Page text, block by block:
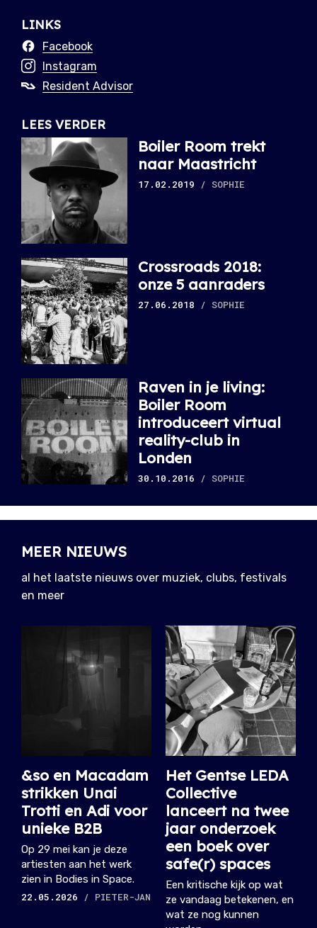
LINKS
Facebook
Instagram
Resident Advisor
LEES VERDER
Boiler Room trekt
naar Maastricht
17.02.2019 / SOPHIE
Crossroads 2018:
onze 5 aanraders
27.06.2018 / SOPHIE
Raven in je living:
Boiler Room
introduceert virtual
reality-club in
Londen
30.10.2016 / SOPHIE
MEER NIEUWS
al het laatste nieuws over muziek, clubs, festivals
en meer
&so en Macadam
strikken Unai
Trotti en Adi voor
unieke B2B
Op 29 mei kan je deze
artiesten aan het werk
zien in Bodies in Space.
22.05.2026
/ PIETER-JAN
Het Gentse LEDA
Collective
lanceert na twee
jaar onderzoek
een boek over
safe(r) spaces
Een kritische kijk op wat
ze vandaag betekenen, en
wat ze nog kunnen